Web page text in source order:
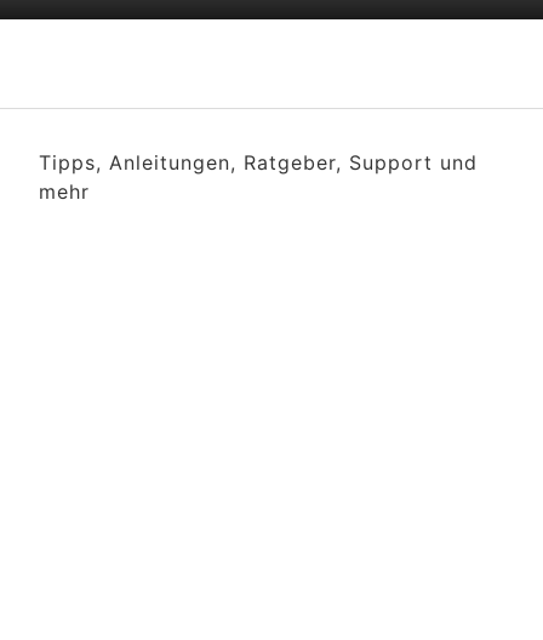
Tipps, Anleitungen, Ratgeber, Support und
mehr